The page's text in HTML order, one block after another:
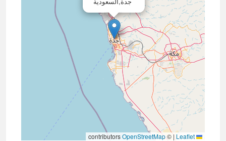
|
©
OpenStreetMap